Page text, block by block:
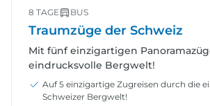
8 TAGE BUS
Traumzüge der Schweiz
Mit fünf einzigartigen
eindrucksvolle Bergwelt!
Auf 5 einzigartige Zugreisen durch die
Schweizer Bergwelt!